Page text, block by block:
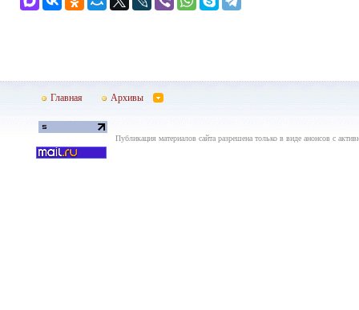
Главная Архивы
Публикация материалов сайта разрешена только в виде анонсов с